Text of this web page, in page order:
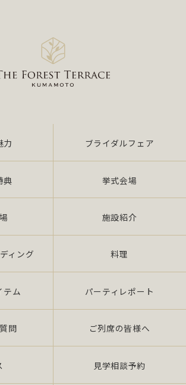
業及び冠婚葬祭の会員募集に関する業
金の回収および案内に関する業務
保険募集代理店としての保険募集およ
特定された個人情報の利用目的の達成
超えた個人情報の取扱い（目的外利
ん。
ネジメントシステムの要求事項」に準
ン トシステムを遵守し、厳正な管理
。
切な取扱い
報の取扱いに関し、JIS Q 15001：
項、法令「個人情報保護法（平成 17
以下、「法」 という。）」及び社団
婚葬祭互助協会が定める指針、その他
たします。
力 ブライダルフェア
典 挙式会場
施設紹介
ィング 料理
テム パーティレポート
問 ご列席の皆様へ
見学相談予約